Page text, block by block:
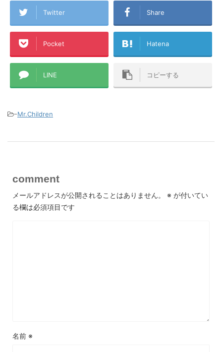
Twitter Share
Pocket Hatena
LINE コピーする
-Mr.Children
comment
メールアドレスが公開されることはありません。 ※ が付いてい
る欄は必須項目です
名前 ※